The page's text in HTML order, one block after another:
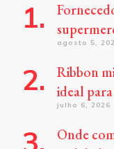
agosto 5,
Ribbon
ideal
julho 6, 2026
Onde